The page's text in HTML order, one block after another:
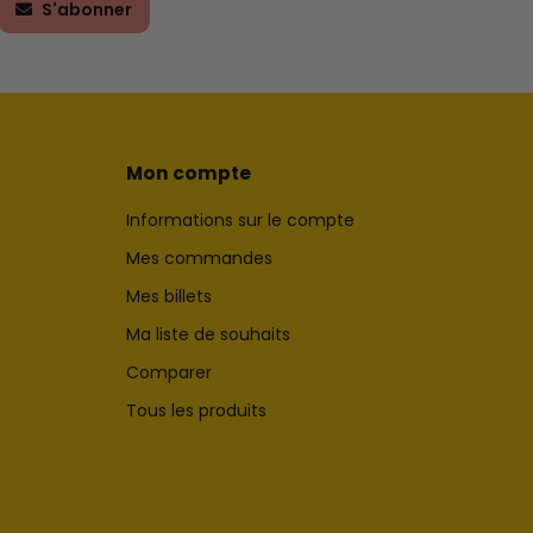
S'abonner
Mon compte
Informations sur le compte
Mes commandes
Mes billets
Ma liste de souhaits
Comparer
Tous les produits